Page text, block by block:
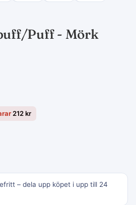
Puff - Mörk
212kr
– dela upp köpet i upp till 24